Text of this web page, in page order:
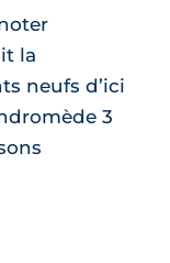
la
neufs d’ici
3